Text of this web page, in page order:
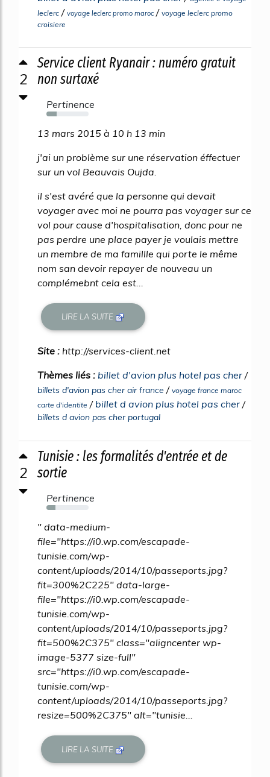
leclerc / voyage leclerc promo maroc/ voyage leclerc promo
croisiere
2
Service client Ryanair : numéro gratuit
non surtaxé
Pertinence
24%
13 mars 2015 à 10 h 13 min
j'ai un problème sur une réservation éffectuer
sur un vol Beauvais Oujda.
il s'est avéré que la personne qui devait
voyager avec moi ne pourra pas voyager sur ce
vol pour cause d'hospitalisation, donc pour ne
pas perdre une place payer je voulais mettre
un membre de ma famillle qui porte le même
nom san devoir repayer de nouveau un
complémebnt cela est...
LIRE LA SUITE
Site : http://services-client.net
Thèmes liés : billet d'avion plus hotel pas cher /
billets d'avion pas cher air france / voyage france maroc
carte d'identite / billet d avion plus hotel pas cher /
billets d avion pas cher portugal
2
Tunisie : les formalités d'entrée et de
sortie
Pertinence
22%
" data-medium-
file="https://i0.wp.com/escapade-
tunisie.com/wp-
content/uploads/2014/10/passeports.jpg?
fit=300%2C225" data-large-
file="https://i0.wp.com/escapade-
tunisie.com/wp-
content/uploads/2014/10/passeports.jpg?
fit=500%2C375" class="aligncenter wp-
image-5377 size-full"
src="https://i0.wp.com/escapade-
tunisie.com/wp-
content/uploads/2014/10/passeports.jpg?
resize=500%2C375" alt="tunisie...
LIRE LA SUITE